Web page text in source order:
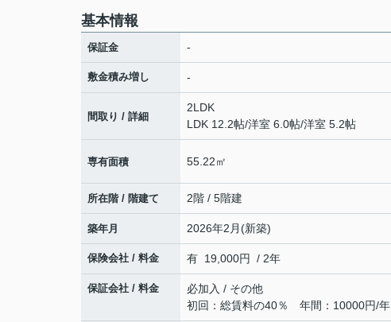
基本情報
保証金 -
敷金積み増し -
間取り / 詳細
2LDK
LDK 12.2帖/洋室 6.0帖/洋室 5.2帖
専有面積 55.22㎡
所在階 / 階建て 2階 / 5階建
築年月 2026年2月(新築)
保険会社 / 料金 有 19,000円 / 2年
保証会社 / 料金
必加入 / その他
初回：総賃料の40％ 年間：10000円/年